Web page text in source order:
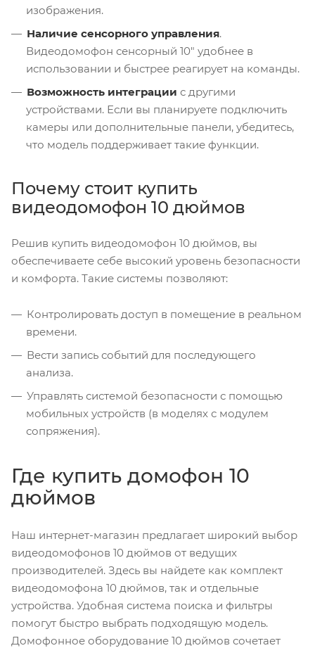
изображения.
Наличие сенсорного управления.
Видеодомофон сенсорный 10" удобнее в
использовании и быстрее реагирует на команды.
Возможность интеграции с другими
устройствами. Если вы планируете подключить
камеры или дополнительные панели, убедитесь,
что модель поддерживает такие функции.
Почему стоит купить
видеодомофон 10 дюймов
Решив купить видеодомофон 10 дюймов, вы
обеспечиваете себе высокий уровень безопасности
и комфорта. Такие системы позволяют:
Контролировать доступ в помещение в реальном
времени.
Вести запись событий для последующего
анализа.
Управлять системой безопасности с помощью
мобильных устройств (в моделях с модулем
сопряжения).
Где купить домофон 10
дюймов
Наш интернет-магазин предлагает широкий выбор
видеодомофонов 10 дюймов от ведущих
производителей. Здесь вы найдете как комплект
видеодомофона 10 дюймов, так и отдельные
устройства. Удобная система поиска и фильтры
помогут быстро выбрать подходящую модель.
Домофонное оборудование 10 дюймов сочетает